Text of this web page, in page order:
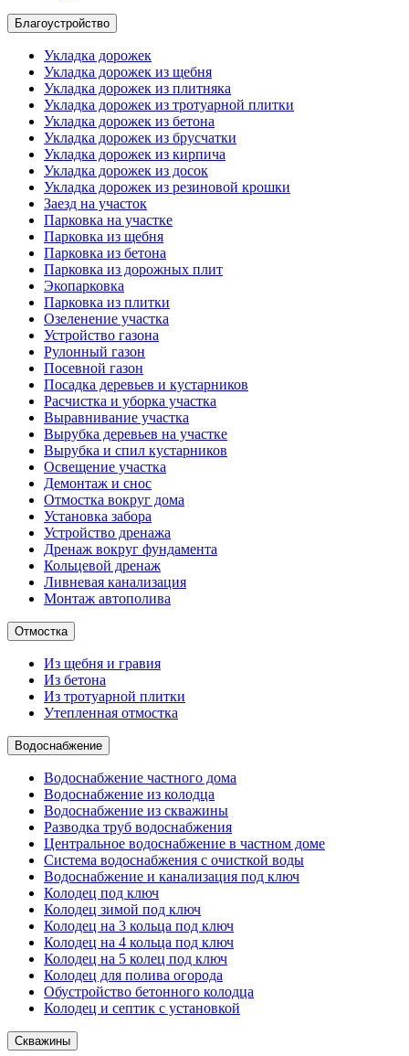
Благоустройство
Укладка дорожек
Укладка дорожек из щебня
Укладка дорожек из плитняка
Укладка дорожек из тротуарной плитки
Укладка дорожек из бетона
Укладка дорожек из брусчатки
Укладка дорожек из кирпича
Укладка дорожек из досок
Укладка дорожек из резиновой крошки
Заезд на участок
Парковка на участке
Парковка из щебня
Парковка из бетона
Парковка из дорожных плит
Экопарковка
Парковка из плитки
Озеленение участка
Устройство газона
Рулонный газон
Посевной газон
Посадка деревьев и кустарников
Расчистка и уборка участка
Выравнивание участка
Вырубка деревьев на участке
Вырубка и спил кустарников
Освещение участка
Демонтаж и снос
Отмостка вокруг дома
Установка забора
Устройство дренажа
Дренаж вокруг фундамента
Кольцевой дренаж
Ливневая канализация
Монтаж автополива
Отмостка
Из щебня и гравия
Из бетона
Из тротуарной плитки
Утепленная отмостка
Водоснабжение
Водоснабжение частного дома
Водоснабжение из колодца
Водоснабжение из скважины
Разводка труб водоснабжения
Центральное водоснабжение в частном доме
Система водоснабжения с очисткой воды
Водоснабжение и канализация под ключ
Колодец под ключ
Колодец зимой под ключ
Колодец на 3 кольца под ключ
Колодец на 4 кольца под ключ
Колодец на 5 колец под ключ
Колодец для полива огорода
Обустройство бетонного колодца
Колодец и септик с установкой
Скважины